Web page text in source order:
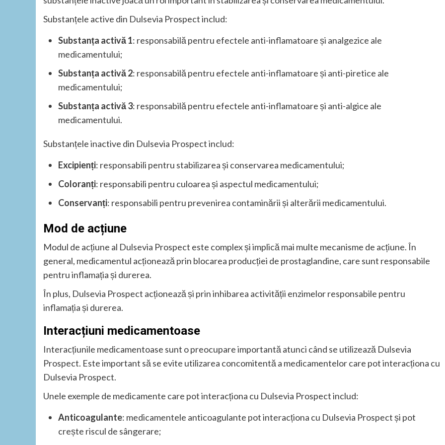
Substanțele active din Dulsevia Prospect includ:
Substanța activă 1: responsabilă pentru efectele anti-inflamatoare și analgezice ale
medicamentului;
Substanța activă 2: responsabilă pentru efectele anti-inflamatoare și anti-piretice ale
medicamentului;
Substanța activă 3: responsabilă pentru efectele anti-inflamatoare și anti-algice ale
medicamentului.
Substanțele inactive din Dulsevia Prospect includ:
Excipienți: responsabili pentru stabilizarea și conservarea medicamentului;
Coloranți: responsabili pentru culoarea și aspectul medicamentului;
Conservanți: responsabili pentru prevenirea contaminării și alterării medicamentului.
Mod de acțiune
Modul de acțiune al Dulsevia Prospect este complex și implică mai multe mecanisme de acțiune. În
general, medicamentul acționează prin blocarea producției de prostaglandine, care sunt responsabile
pentru inflamația și durerea.
În plus, Dulsevia Prospect acționează și prin inhibarea activității enzimelor responsabile pentru
inflamația și durerea.
Interacțiuni medicamentoase
Interacțiunile medicamentoase sunt o preocupare importantă atunci când se utilizează Dulsevia
Prospect. Este important să se evite utilizarea concomitentă a medicamentelor care pot interacționa cu
Dulsevia Prospect.
Unele exemple de medicamente care pot interacționa cu Dulsevia Prospect includ:
Anticoagulante: medicamentele anticoagulante pot interacționa cu Dulsevia Prospect și pot
crește riscul de sângerare;